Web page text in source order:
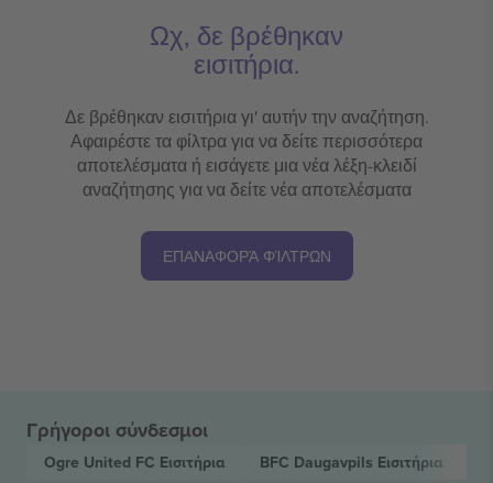
Ωχ, δε βρέθηκαν
εισιτήρια.
Δε βρέθηκαν εισιτήρια γι' αυτήν την αναζήτηση.
Αφαιρέστε τα φίλτρα για να δείτε περισσότερα
αποτελέσματα ή εισάγετε μια νέα λέξη-κλειδί
αναζήτησης για να δείτε νέα αποτελέσματα
ΕΠΑΝΑΦΟΡΆ ΦΊΛΤΡΩΝ
Γρήγοροι σύνδεσμοι
Ogre United FC Εισιτήρια BFC Daugavpils Εισιτήρια